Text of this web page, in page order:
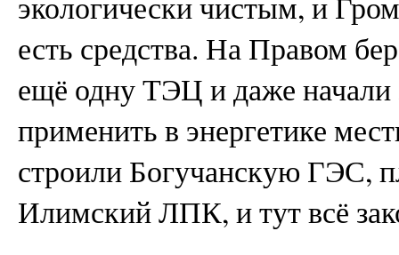
есть средства. На Правом
ещё одну ТЭЦ и даже начали
применить в энергетике
строили Богучанскую ГЭС,
Илимский ЛПК, и тут всё